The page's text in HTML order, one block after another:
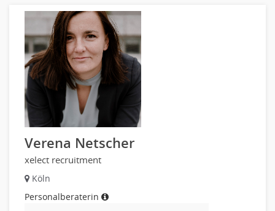
Verena Netscher
xelect recruitment
Köln
Personalberaterin